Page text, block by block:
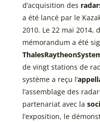
d’acquisition des
a été lancé par le
2010. Le 22 mai 2014,
mémorandum a été
de vingt stations de
système a reçu l’
l’assemblage des
partenariat avec la
l’exposition, le